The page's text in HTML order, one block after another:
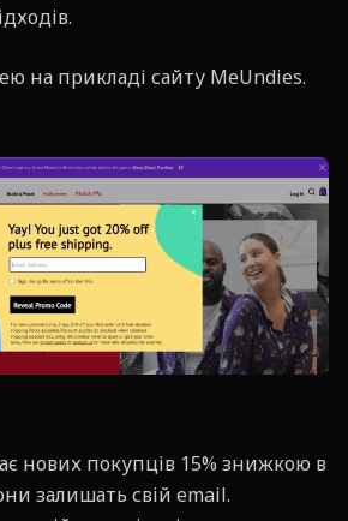
на прикладі сайту MeUndies.
нових покупців 15% знижкою в
залишать свій email.